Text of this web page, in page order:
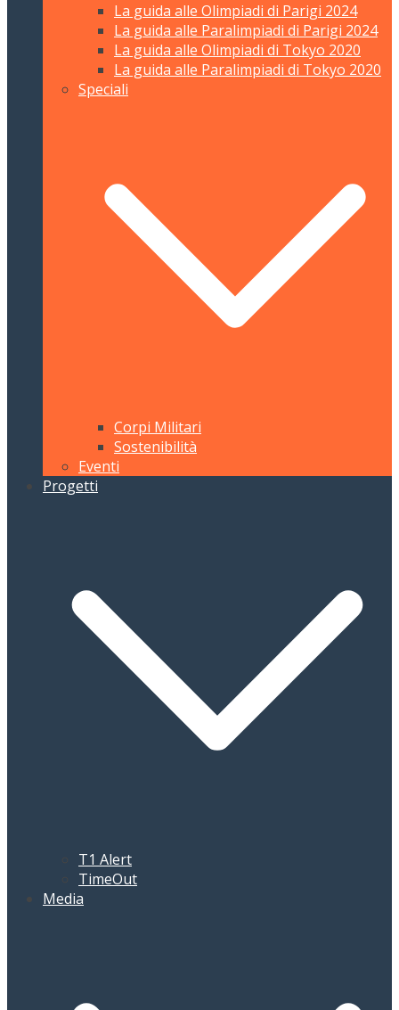
La guida alle Olimpiadi di Parigi 2024
La guida alle Paralimpiadi di Parigi 2024
La guida alle Olimpiadi di Tokyo 2020
La guida alle Paralimpiadi di Tokyo 2020
Speciali
Corpi Militari
Sostenibilità
Eventi
Progetti
T1 Alert
TimeOut
Media